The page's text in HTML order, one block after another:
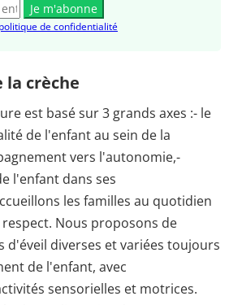
Je m'abonne
de confidentialité
la crèche
est basé sur 3 grands axes :- le
de l'enfant au sein de la
vers l'autonomie,-
l'enfant dans ses
les familles au quotidien
Nous proposons de
d'éveil diverses et variées toujours
de l'enfant, avec
sensorielles et motrices.